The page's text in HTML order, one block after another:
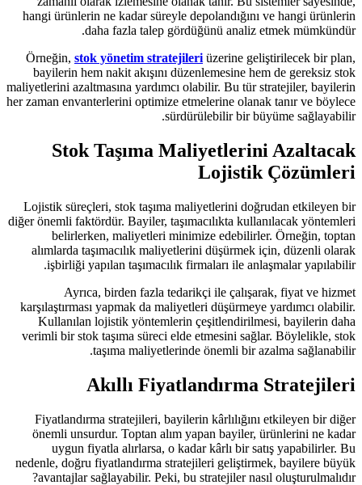
hangi ürünlerin ne kadar süreyle
daha fazla talep
Örneğin,stok yönetim stratejileri
bayilerin hem nakit akışını
maliyetlerini azaltmasına yardımcı
her zaman envanterlerini optimize
Stok Taşıma
Lojistik süreçleri, stok taşıma
diğer önemli faktördür. Bayiler,
belirlerken, maliyetleri
alımlarda taşımacılık
işbirliği yapılan taşımacılık
Ayrıca, birden fazla
karşılaştırması yapmak da
Kullanılan lojistik yöntemlerin
verimli bir stok taşıma süreci elde
taşıma
Akıllı
Fiyatlandırma stratejileri,
önemli unsurdur. Toptan alım
uygun fiyatla alırlarsa, o
nedenle, doğru fiyatlandırma
avantajlar sağlayabilir. Peki, bu